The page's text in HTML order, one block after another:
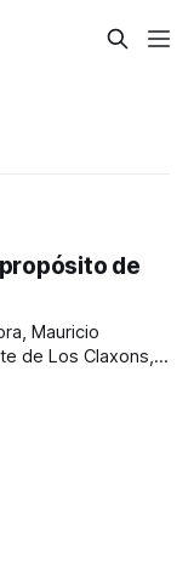
de
Mauricio
de Los Claxons,
musical